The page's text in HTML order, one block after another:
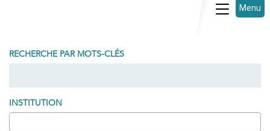
Toggle
Menu
RECHERCHE PAR MOTS-CLÉS
INSTITUTION